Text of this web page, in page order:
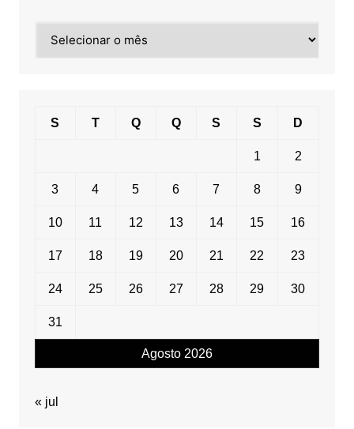
por
Agosto 2026
S T Q Q S S D
1 2
3 4 5 6 7 8 9
10 11 12 13 14 15 16
17 18 19 20 21 22 23
24 25 26 27 28 29 30
31
« jul